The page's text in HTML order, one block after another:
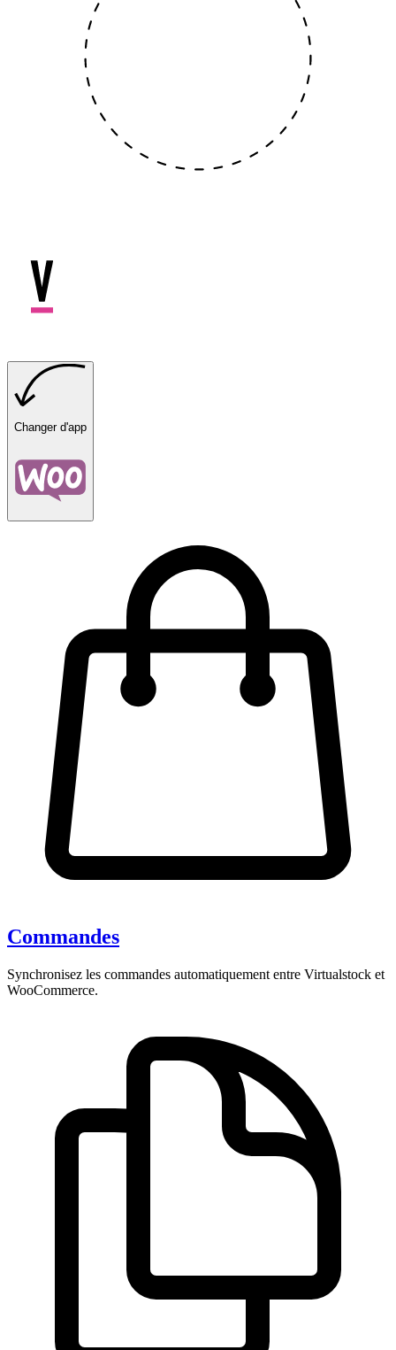
Changer d'app
Commandes
Synchronisez les commandes automatiquement entre Virtualstock et
WooCommerce.